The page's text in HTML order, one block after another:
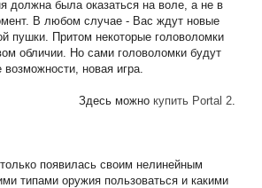
должна была оказаться на воле, а не в
В любом случае - Вас ждут новые
пушки. Притом некоторые головоломки
обличии. Но сами головоломки будут
новая игра.
Здесь можно купить Portal 2
появилась своим нелинейным
типами оружия пользоваться и какими